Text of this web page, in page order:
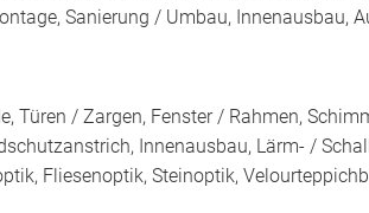
Sanierung / Umbau, Innenausbau,
Türen / Zargen, Fenster / Rahmen,
Innenausbau, Lärm- /
Fliesenoptik, Steinoptik,